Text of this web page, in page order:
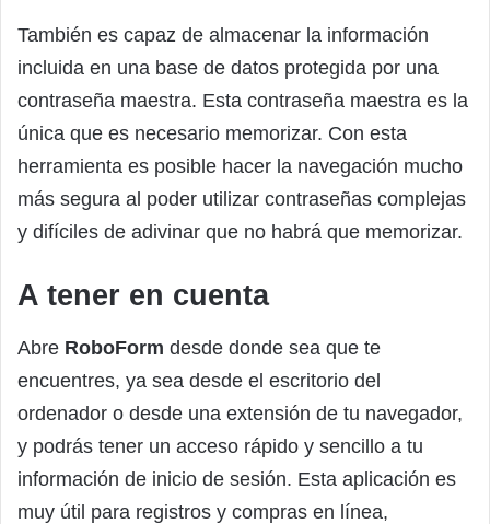
También es capaz de almacenar la información
incluida en una base de datos protegida por una
contraseña maestra. Esta contraseña maestra es la
única que es necesario memorizar. Con esta
herramienta es posible hacer la navegación mucho
más segura al poder utilizar contraseñas complejas
y difíciles de adivinar que no habrá que memorizar.
A tener en cuenta
Abre RoboForm desde donde sea que te
encuentres, ya sea desde el escritorio del
ordenador o desde una extensión de tu navegador,
y podrás tener un acceso rápido y sencillo a tu
información de inicio de sesión. Esta aplicación es
muy útil para registros y compras en línea,